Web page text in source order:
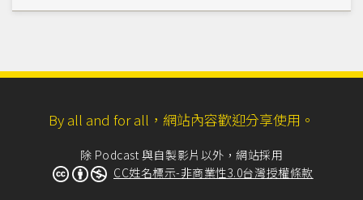
By all and for all，網站內容歡迎分享使用。
除 Podcast 與自製影片以外，網站採用
CC姓名標示-非商業性3.0台灣授權條款